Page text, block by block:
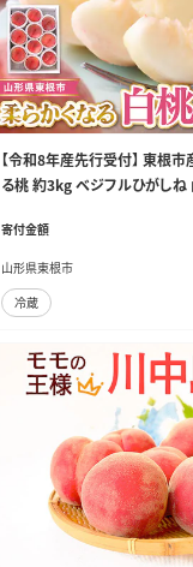
【令和8年産先行受付】 東根
る桃 約3kg ベジフルひがし
寄付金額
山形県東根市
冷蔵